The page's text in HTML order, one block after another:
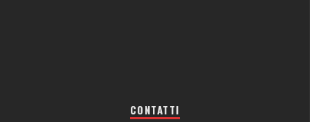
CONTATTI